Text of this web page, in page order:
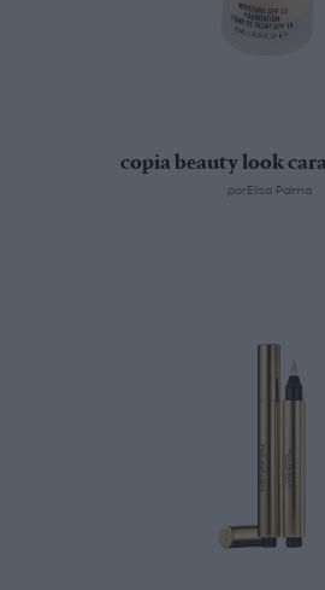
copia beauty look
porElisa Palma